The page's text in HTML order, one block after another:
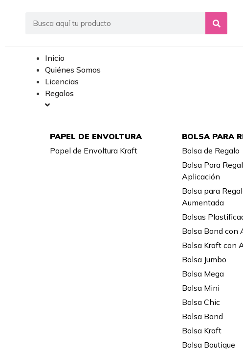
Inicio
Quiénes Somos
Licencias
Regalos
PAPEL DE ENVOLTURA
Papel de Envoltura Kraft
BOLSA PARA
Bolsa de Regalo
Bolsa Para
Aplicación
Bolsa para
Aumentada
Bolsas
Bolsa Bond con
Bolsa Kraft con
Bolsa Jumbo
Bolsa Mega
Bolsa Mini
Bolsa Chic
Bolsa Bond
Bolsa Kraft
Bolsa Boutique